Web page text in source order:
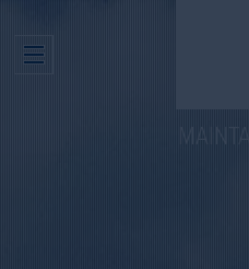
MAINTAL